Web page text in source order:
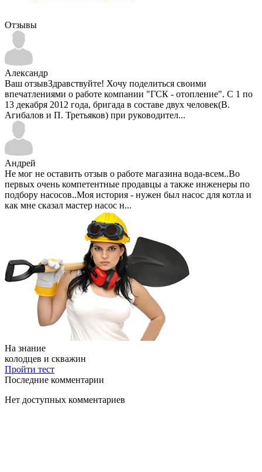
Отзывы
Александр
Ваш отзывЗдравствуйте! Хочу поделиться своими
впечатлениями о работе компании "ГСК - отопление". С 1 по
13 декабря 2012 года, бригада в составе двух человек(В.
Агибалов и П. Третьяков) при руководител...
Андрей
Не мог не оставить отзыв о работе магазина вода-всем..Во
первых очень компетентные продавцы а также инженеры по
подбору насосов..Моя история - нужен был насос для котла и
как мне сказал мастер насос н...
На знание
колодцев и скважин
Пройти тест
Последние комментарии
Нет доступных комментариев